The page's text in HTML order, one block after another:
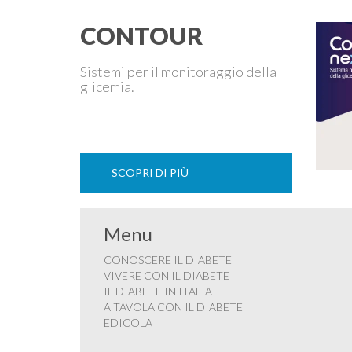
CONTOUR
Sistemi per il monitoraggio della
glicemia.
SCOPRI DI PIÙ
Menu
CONOSCERE IL DIABETE
VIVERE CON IL DIABETE
IL DIABETE IN ITALIA
A TAVOLA CON IL DIABETE
EDICOLA